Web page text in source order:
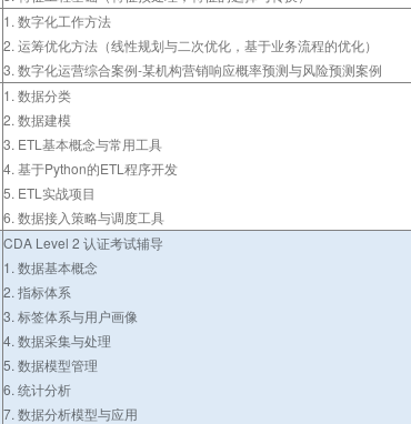
1. 数字化工作方法
2. 运筹优化方法（线性规划与二次优化，基于业务流程的优化）
3. 数字化运营综合案例-某机构营销响应概率预测与风险预测案例
1. 数据分类
2. 数据建模
3. ETL基本概念与常用工具
4. 基于Python的ETL程序开发
5. ETL实战项目
6. 数据接入策略与调度工具
CDA Level 2 认证考试辅导
1. 数据基本概念
2. 指标体系
3. 标签体系与用户画像
4. 数据采集与处理
5. 数据模型管理
6. 统计分析
7. 数据分析模型与应用